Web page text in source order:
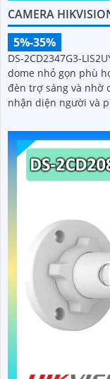
CAMERA
5%-35%
DS-2CD2347G3-
dome nhỏ gọn phù
đèn trợ sáng và nhờ
nhận diện người và